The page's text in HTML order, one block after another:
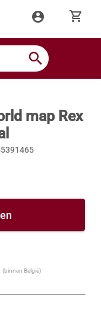
account_circle shopping_cart
search
map Rex
(binnen België)